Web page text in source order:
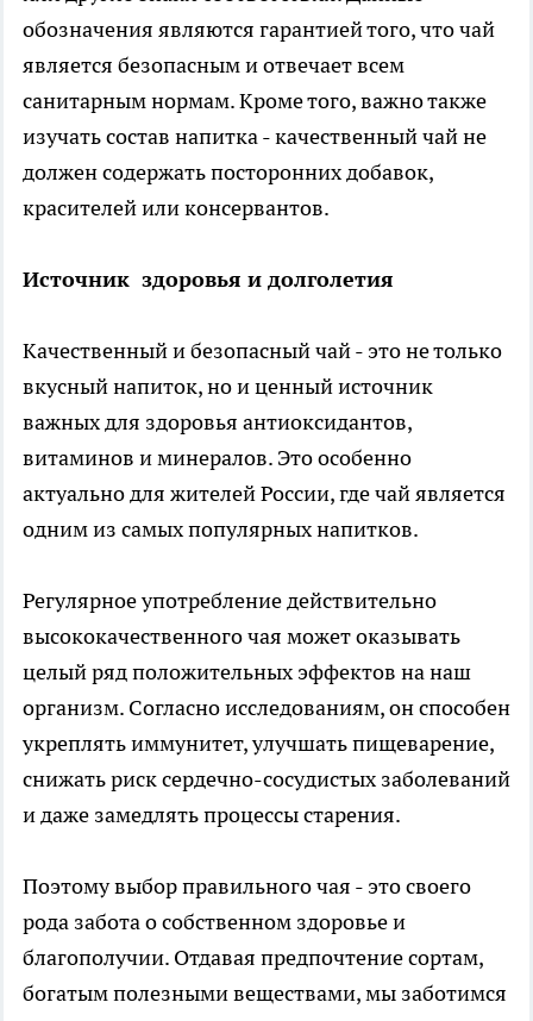
обозначения являются гарантией того, что чай
является безопасным и отвечает всем
санитарным нормам. Кроме того, важно также
изучать состав напитка - качественный чай не
должен содержать посторонних добавок,
красителей или консервантов.
Источник здоровья и долголетия
Качественный и безопасный чай - это не только
вкусный напиток, но и ценный источник
важных для здоровья антиоксидантов,
витаминов и минералов. Это особенно
актуально для жителей России, где чай является
одним из самых популярных напитков.
Регулярное употребление действительно
высококачественного чая может оказывать
целый ряд положительных эффектов на наш
организм. Согласно исследованиям, он способен
укреплять иммунитет, улучшать пищеварение,
снижать риск сердечно-сосудистых заболеваний
и даже замедлять процессы старения.
Поэтому выбор правильного чая - это своего
рода забота о собственном здоровье и
благополучии. Отдавая предпочтение сортам,
богатым полезными веществами, мы заботимся